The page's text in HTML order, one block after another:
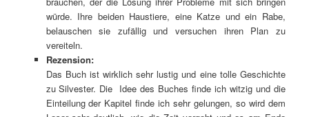
würde. Ihre beiden Haustiere, eine Katze und ein Rabe,
belauschen sie zufällig und versuchen ihren Plan zu
vereiteln.
Rezension:
Das Buch ist wirklich sehr lustig und eine tolle Geschichte
zu Silvester. Die Idee des Buches finde ich witzig und die
Einteilung der Kapitel finde ich sehr gelungen, so wird dem